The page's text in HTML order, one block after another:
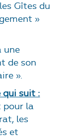
Gîtes du
»
une
de son
».
qui suit :
pour la
les
et